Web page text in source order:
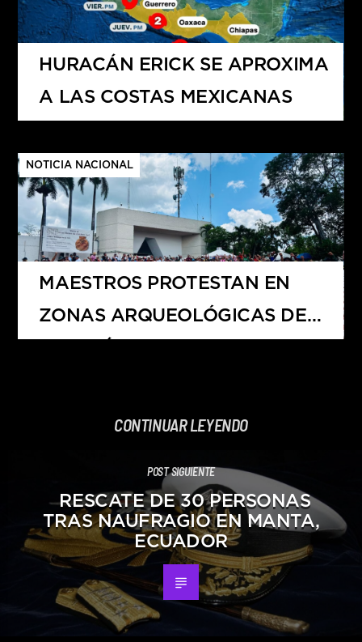
HURACÁN ERICK SE APROXIMA
A LAS COSTAS MEXICANAS
NOTICIA NACIONAL
MAESTROS PROTESTAN EN
ZONAS ARQUEOLÓGICAS DE
CONTINUAR LEYENDO
POST SIGUIENTE
RESCATE DE 30 PERSONAS
TRAS NAUFRAGIO EN MANTA,
ECUADOR